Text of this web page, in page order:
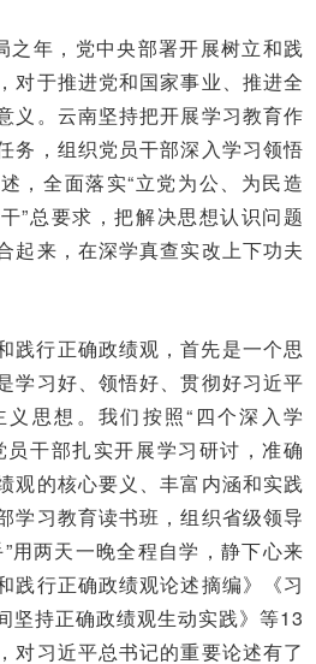
之年，党中央部署开展树立和践
对于推进党和国家事业、推进全
义。云南坚持把开展学习教育作
务，组织党员干部深入学习领悟
，全面落实“立党为公、为民造
”总要求，把解决思想认识问题
起来，在深学真查实改上下功夫
践行正确政绩观，首先是一个思
学习好、领悟好、贯彻好习近平
思想。我们按照“四个深入学
员干部扎实开展学习研讨，准确
观的核心要义、丰富内涵和实践
学习教育读书班，组织省级领导
用两天一晚全程自学，静下心来
践行正确政绩观论述摘编》《习
坚持正确政绩观生动实践》等13
对习近平总书记的重要论述有了